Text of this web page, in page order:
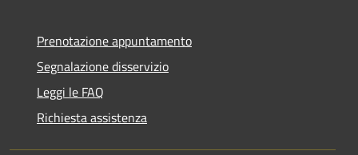
Prenotazione appuntamento
Segnalazione disservizio
Leggi le FAQ
Richiesta assistenza